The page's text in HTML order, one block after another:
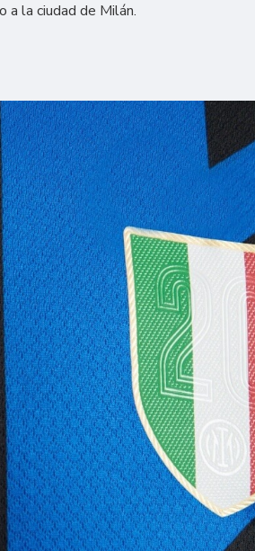
a la ciudad de Milán.